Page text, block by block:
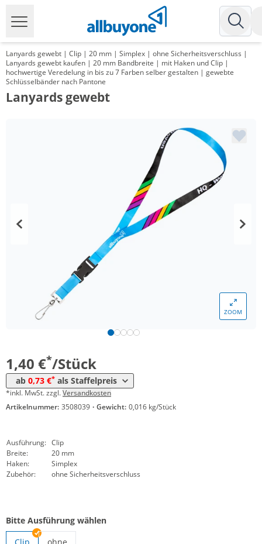
Lanyards gewebt | Clip | 20 mm | Simplex | ohne Sicherheitsverschluss |
Lanyards gewebt kaufen | 20 mm Bandbreite | mit Haken und Clip |
hochwertige Veredelung in bis zu 7 Farben selber gestalten | gewebte
Schlüsselbänder nach Pantone
Lanyards gewebt
ZOOM
1,40 €*/Stück
ab 0,73 €* als Staffelpreis
Preis
ab 5000 Stück
ab 10000 Stück
*inkl. MwSt. zzgl.Versandkosten
Artikelnummer: 3508039 · Gewicht: 0,016 kg/Stück
Ausführung: Clip
Breite:
20 mm
Haken:
Simplex
Zubehör:
ohne Sicherheitsverschluss
Bitte Ausführung wählen